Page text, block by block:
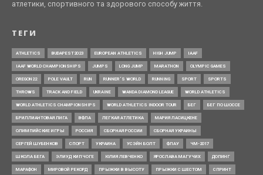
атлетики, спортивного та здорового способу життя.
ТЕГИ
ATHLETICS BUDAPEST2023 EUROPEAN ATHLETICS HIGH JUMP IAAF
IAAF WORLD CHAMPIONSHIPS JUMPS LONG JUMP MARATHON OLYMPIC GAMES
OREGON22 POLE VAULT RUN RUNNER’S WORLD RUNNING SPORT SPORTS
THROWS TRACK AND FIELD UKRAINE WANDA DIAMOND LEAGUE WORLD ATHLETICS
WORLD ATHLETICS CHAMPIONSHIPS WORLD ATHLETICS INDOOR TOUR БЕГ БЕГ ПО ШОССЕ
БРИЛЛИАНТОВАЯ ЛИГА ВФЛА ЛЕГКАЯ АТЛЕТИКА МАРИЯ ЛАСИЦКЕНЕ
ОЛИМПИЙСКИЕ ИГРЫ РОССИЯ СБОРНАЯ РОССИИ СБОРНАЯ УКРАИНЫ
СЕРГЕЙ ШУБЕНКОВ СПОРТ УКРАИНА УСЭЙН БОЛТ ФЛАУ ЧМ-2017
ШКОЛА БЕГА ЭЛИУД КИПЧОГЕ ЮЛИЯ ЛЕВЧЕНКО ЯРОСЛАВА МАГУЧИХ ДОПИНГ
МАРАФОН МИРОВОЙ РЕКОРД ПРЫЖКИ В ВЫСОТУ ПРЫЖКИ С ШЕСТОМ СПРИНТ